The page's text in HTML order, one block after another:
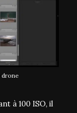
drone
à 100 ISO, il